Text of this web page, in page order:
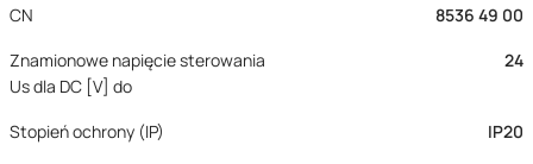
CN
8536 49 00
Znamionowe napięcie sterowania
Us dla DC [V] do
24
Stopień ochrony (IP)
IP20